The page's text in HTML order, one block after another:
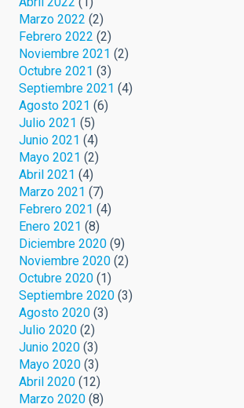
Marzo 2022 (2)
Febrero 2022 (2)
Noviembre 2021 (2)
Octubre 2021 (3)
Septiembre 2021 (4)
Agosto 2021 (6)
Julio 2021 (5)
Junio 2021 (4)
Mayo 2021 (2)
Abril 2021 (4)
Marzo 2021 (7)
Febrero 2021 (4)
Enero 2021 (8)
Diciembre 2020 (9)
Noviembre 2020 (2)
Octubre 2020 (1)
Septiembre 2020 (3)
Agosto 2020 (3)
Julio 2020 (2)
Junio 2020 (3)
Mayo 2020 (3)
Abril 2020 (12)
Marzo 2020 (8)